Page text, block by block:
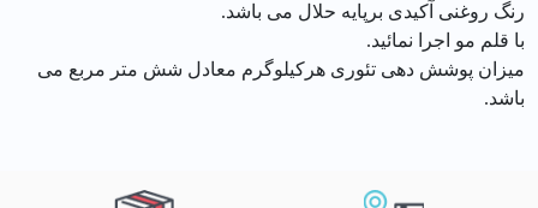
رنگ روغنی آکیدی برپایه حلال می باشد.
با قلم مو اجرا نمائید.
میزان پوشش دهی تئوری هرکیلوگرم معادل شش متر مربع می
باشد.